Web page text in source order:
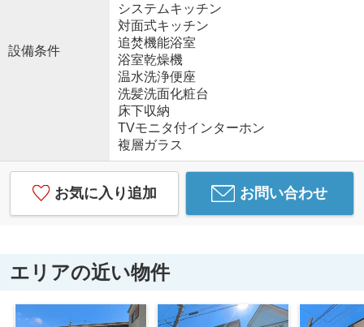
設備条件
システムキッチン
対面式キッチン
追焚機能浴室
浴室乾燥機
温水洗浄便座
洗髪洗面化粧台
床下収納
TVモニタ付インターホン
複層ガラス
お気に入り追加 お問い合わせ
エリアの近い物件